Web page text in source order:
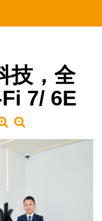
技，全
7/ 6E